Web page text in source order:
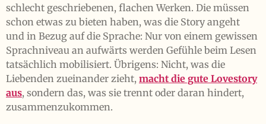
schlecht geschriebenen, flachen Werken. Die müssen
schon etwas zu bieten haben, was die Story angeht
und in Bezug auf die Sprache: Nur von einem gewissen
Sprachniveau an aufwärts werden Gefühle beim Lesen
tatsächlich mobilisiert. Übrigens: Nicht, was die
Liebenden zueinander zieht, macht die gute Lovestory
aus, sondern das, was sie trennt oder daran hindert,
zusammenzukommen.